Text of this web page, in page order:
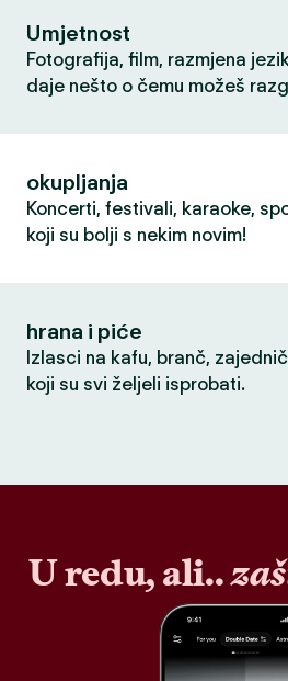
Umjetnost
Fotografija, film, razmjena
daje nešto o čemu možeš
okupljanja
Koncerti, festivali, karaoke,
koji su bolji s nekim novim!
hrana i piće
Izlasci na kafu, branč,
koji su svi željeli isprobati.
U redu, ali..